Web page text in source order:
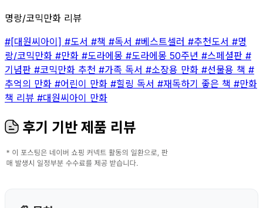
명랑/코믹만화 리뷰
#[대원씨아이] #도서 #책 #독서 #베스트셀러 #추천도서 #명
랑/코믹만화 #만화 #도라에몽 #도라에몽 50주년 #스페셜판 #
기념판 #코믹만화 추천 #가족 독서 #소장용 만화 #선물용 책 #
추억의 만화 #어린이 만화 #힐링 독서 #재독하기 좋은 책 #만화
책 리뷰 #대원씨아이 만화
후기 기반 제품 리뷰